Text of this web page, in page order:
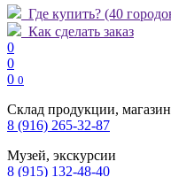
Где купить? (40
Как сделать заказ
0
0
0 0
Склад продукции, магазин
8 (916) 265-32-87
Музей, экскурсии
8 (915) 132-48-40